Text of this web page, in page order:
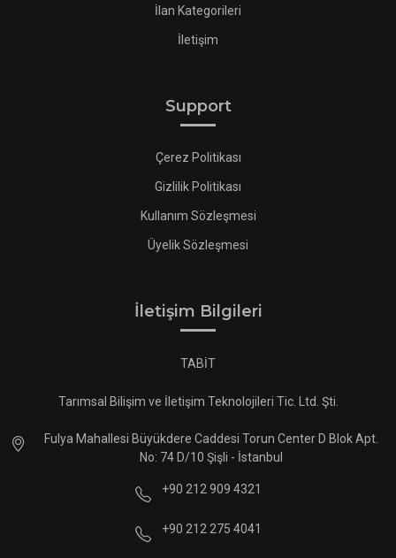
İlan Kategorileri
İletişim
Support
Çerez Politikası
Gizlilik Politikası
Kullanım Sözleşmesi
Üyelik Sözleşmesi
İletişim Bilgileri
TABİT
Tarımsal Bilişim ve İletişim Teknolojileri Tic. Ltd. Şti.
Fulya Mahallesi Büyükdere Caddesi Torun Center D Blok Apt.
No: 74 D/10 Şişli - İstanbul
+90 212 909 4321
+90 212 275 4041